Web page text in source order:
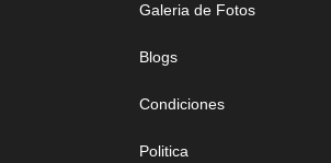
Galeria de Fotos
Blogs
Condiciones
Politica